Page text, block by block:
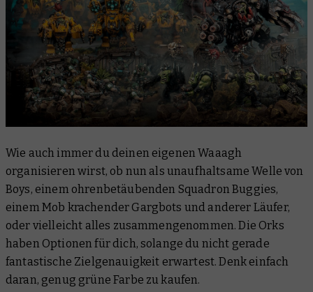
Wie auch immer du deinen eigenen Waaagh
organisieren wirst, ob nun als unaufhaltsame Welle von
Boys, einem ohrenbetäubenden Squadron Buggies,
einem Mob krachender Gargbots und anderer Läufer,
oder vielleicht alles zusammengenommen. Die Orks
haben Optionen für dich, solange du nicht gerade
fantastische Zielgenauigkeit erwartest. Denk einfach
daran, genug grüne Farbe zu kaufen.